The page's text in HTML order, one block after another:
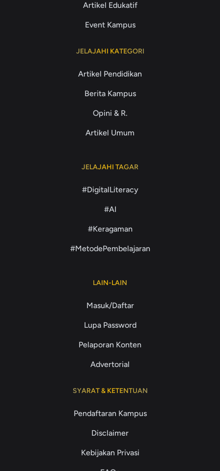
Artikel Edukatif
Event Kampus
JELAJAHI KATEGORI
Artikel Pendidikan
Berita Kampus
Opini & R.
Artikel Umum
JELAJAHI TAGAR
#DigitalLiteracy
#AI
#Keragaman
#MetodePembelajaran
LAIN-LAIN
Masuk/Daftar
Lupa Password
Pelaporan Konten
Advertorial
SYARAT & KETENTUAN
Pendaftaran Kampus
Disclaimer
Kebijakan Privasi